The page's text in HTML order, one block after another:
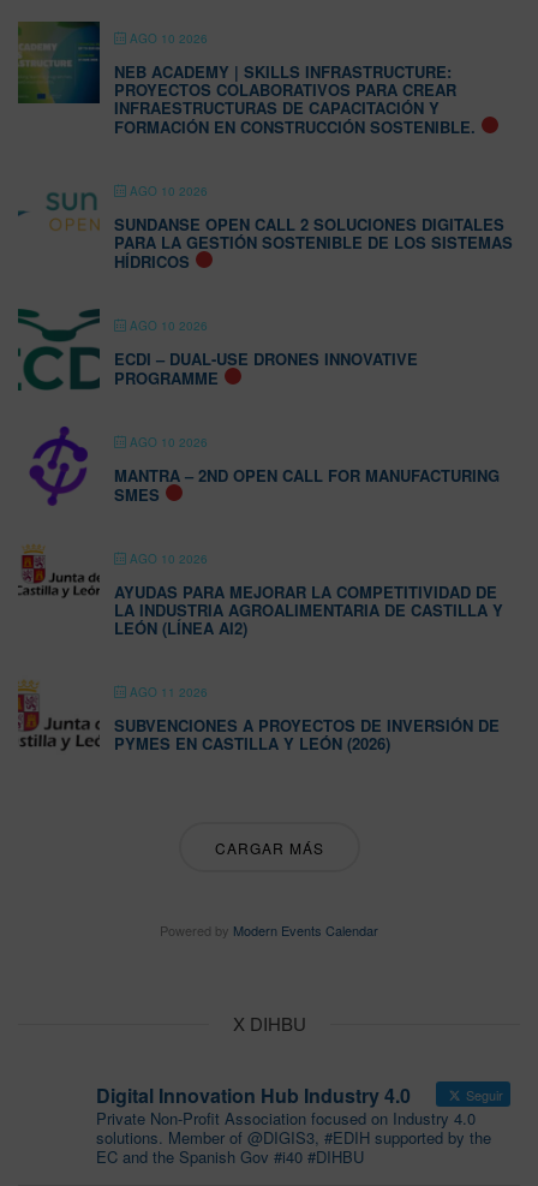
AGO 10 2026
NEB ACADEMY | SKILLS INFRASTRUCTURE:
PROYECTOS COLABORATIVOS PARA CREAR
INFRAESTRUCTURAS DE CAPACITACIÓN Y
FORMACIÓN EN CONSTRUCCIÓN SOSTENIBLE.
AGO 10 2026
SUNDANSE OPEN CALL 2 SOLUCIONES DIGITALES
PARA LA GESTIÓN SOSTENIBLE DE LOS SISTEMAS
HÍDRICOS
AGO 10 2026
ECDI – DUAL-USE DRONES INNOVATIVE
PROGRAMME
AGO 10 2026
MANTRA – 2ND OPEN CALL FOR MANUFACTURING
SMES
AGO 10 2026
AYUDAS PARA MEJORAR LA COMPETITIVIDAD DE
LA INDUSTRIA AGROALIMENTARIA DE CASTILLA Y
LEÓN (LÍNEA AI2)
AGO 11 2026
SUBVENCIONES A PROYECTOS DE INVERSIÓN DE
PYMES EN CASTILLA Y LEÓN (2026)
CARGAR MÁS
Powered by Modern Events Calendar
X DIHBU
Digital Innovation Hub Industry 4.0 Seguir
Private Non-Profit Association focused on Industry 4.0
solutions. Member of @DIGIS3, #EDIH supported by the
EC and the Spanish Gov #i40 #DIHBU